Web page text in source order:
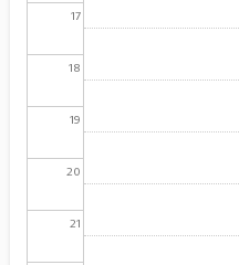
17
18
19
20
21